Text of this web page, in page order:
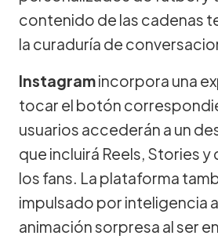
contenido de las cadenas
la curaduría de
Instagramincorpora una
tocar el botón
usuarios accederán a un
que incluirá Reels, Stories
los fans. La plataforma
impulsado por inteligencia
animación sorpresa al ser